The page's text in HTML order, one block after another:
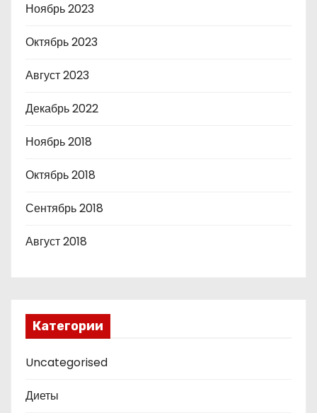
Ноябрь 2023
Октябрь 2023
Август 2023
Декабрь 2022
Ноябрь 2018
Октябрь 2018
Сентябрь 2018
Август 2018
Категории
Uncategorised
Диеты